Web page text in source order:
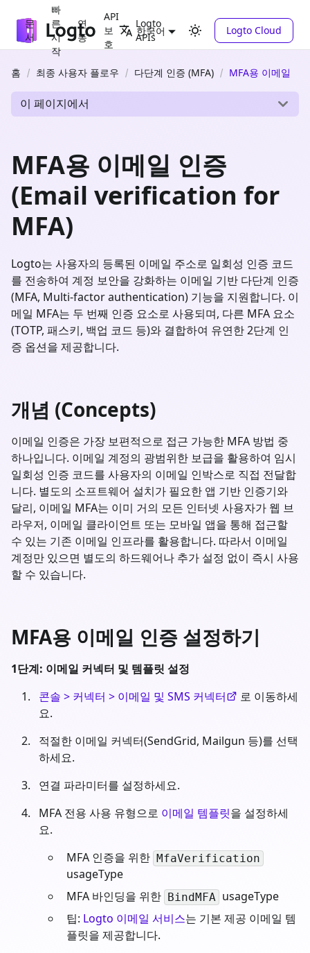
문
서
빠
른
시
작
연
동
API
보
호
Logto
APIs
한국어 Logto Cloud
홈 최종 사용자 플로우 다단계 인증 (MFA) MFA용 이메일
이 페이지에서
MFA용 이메일 인증
(Email verification for
MFA)
Logto는 사용자의 등록된 이메일 주소로 일회성 인증 코드
를 전송하여 계정 보안을 강화하는 이메일 기반 다단계 인증
(MFA, Multi-factor authentication) 기능을 지원합니다. 이
메일 MFA는 두 번째 인증 요소로 사용되며, 다른 MFA 요소
(TOTP, 패스키, 백업 코드 등)와 결합하여 유연한 2단계 인
증 옵션을 제공합니다.
개념 (Concepts)
이메일 인증은 가장 보편적으로 접근 가능한 MFA 방법 중
하나입니다. 이메일 계정의 광범위한 보급을 활용하여 임시
일회성 인증 코드를 사용자의 이메일 인박스로 직접 전달합
니다. 별도의 소프트웨어 설치가 필요한 앱 기반 인증기와
달리, 이메일 MFA는 이미 거의 모든 인터넷 사용자가 웹 브
라우저, 이메일 클라이언트 또는 모바일 앱을 통해 접근할
수 있는 기존 이메일 인프라를 활용합니다. 따라서 이메일
계정만 있으면 별도의 하드웨어나 추가 설정 없이 즉시 사용
할 수 있습니다.
MFA용 이메일 인증 설정하기
1단계: 이메일 커넥터 및 템플릿 설정
콘솔 > 커넥터 > 이메일 및 SMS 커넥터
로 이동하세
요.
적절한 이메일 커넥터(SendGrid, Mailgun 등)를 선택
하세요.
연결 파라미터를 설정하세요.
MFA 전용 사용 유형으로 이메일 템플릿을 설정하세
요.
MFA 인증을 위한 MfaVerification
usageType
MFA 바인딩을 위한 BindMFA usageType
팁: Logto 이메일 서비스는 기본 제공 이메일 템
플릿을 제공합니다.